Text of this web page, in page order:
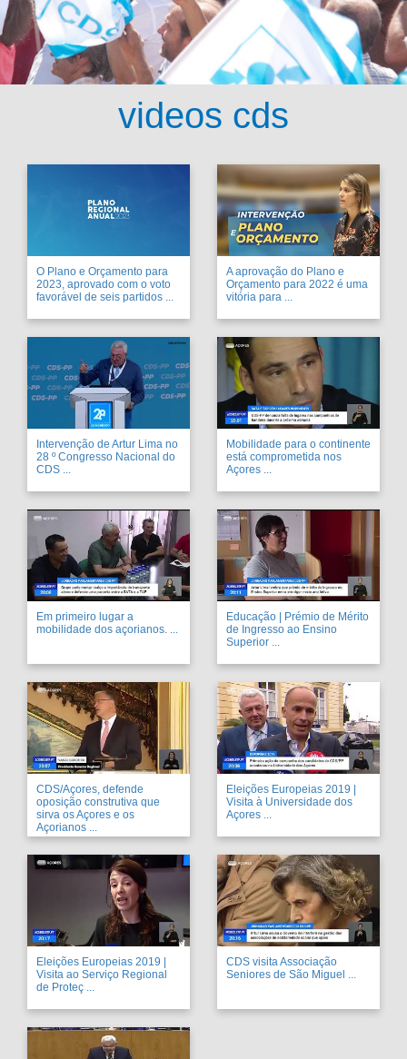
videos cds
O Plano e Orçamento para
2023, aprovado com o voto
favorável de seis partidos ...
A aprovação do Plano e
Orçamento para 2022 é uma
vitória para ...
Intervenção de Artur Lima no
28 º Congresso Nacional do
CDS ...
Mobilidade para o continente
está comprometida nos
Açores ...
Em primeiro lugar a
mobilidade dos açorianos. ...
Educação | Prémio de Mérito
de Ingresso ao Ensino
Superior ...
CDS/Açores, defende
oposição construtiva que
sirva os Açores e os
Açorianos ...
Eleições Europeias 2019 |
Visita à Universidade dos
Açores ...
Eleições Europeias 2019 |
Visita ao Serviço Regional
de Proteç ...
CDS visita Associação
Seniores de São Miguel ...